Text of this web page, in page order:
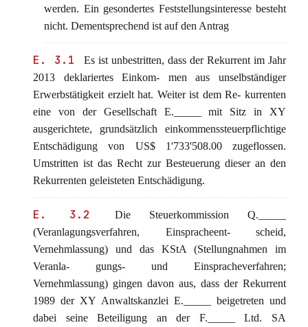
werden. Ein gesondertes Feststellungsinteresse besteht
nicht. Dementsprechend ist auf den Antrag
E. 3.1
Es ist unbestritten, dass der Rekurrent im Jahr
2013 deklariertes Einkom- men aus unselbständiger
Erwerbstätigkeit erzielt hat. Weiter ist dem Re- kurrenten
eine von der Gesellschaft E._____ mit Sitz in XY
ausgerichtete, grundsätzlich einkommenssteuerpflichtige
Entschädigung von US$ 1'733'508.00 zugeflossen.
Umstritten ist das Recht zur Besteuerung dieser an den
Rekurrenten geleisteten Entschädigung.
E. 3.2
Die Steuerkommission Q._____
(Veranlagungsverfahren, Einspracheent- scheid,
Vernehmlassung) und das KStA (Stellungnahmen im
Veranla- gungs- und Einspracheverfahren;
Vernehmlassung) gingen davon aus, dass der Rekurrent
1989 der XY Anwaltskanzlei E._____ beigetreten und
dabei seine Beteiligung an der F._____ Ltd. SA